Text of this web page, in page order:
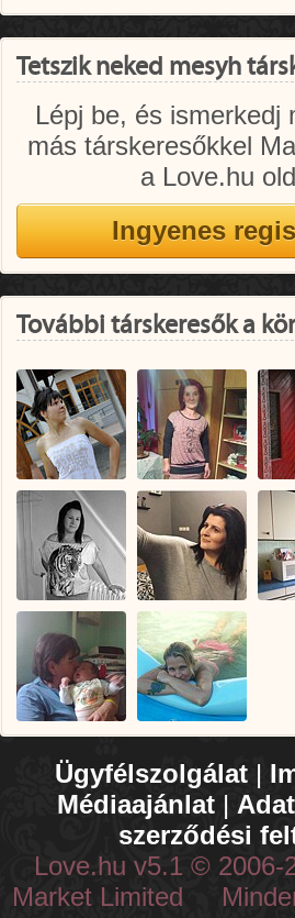
Tetszik neked mesyh
Lépj be, és ismerkedj
más társkeresőkkel
a Love.hu
További társkeresők a
Ügyfélszolgálat |
Médiaajánlat|
szerződési
Love.hu v5.1 © 2006-
Market Limited